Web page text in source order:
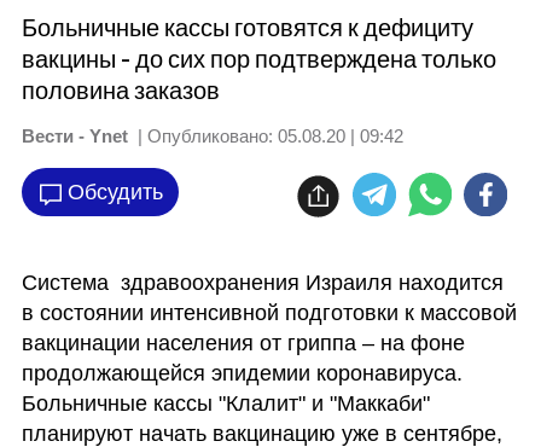
Больничные кассы готовятся к дефициту
вакцины - до сих пор подтверждена только
половина заказов
Вести - Ynet | Опубликовано: 05.08.20 | 09:42
Обсудить
Система  здравоохранения Израиля находится
в состоянии интенсивной подготовки к массовой
вакцинации населения от гриппа – на фоне
продолжающейся эпидемии коронавируса.
Больничные кассы "Клалит" и "Маккаби"
планируют начать вакцинацию уже в сентябре,